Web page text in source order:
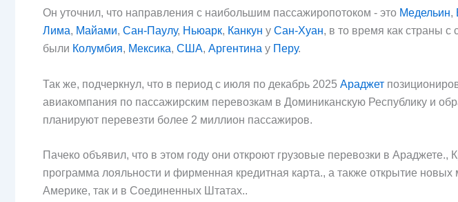
Он уточнил, что направления с наибольшим пассажиропотоком - это Медельин,
Лима, Майами, Сан-Паулу, Ньюарк, Канкун у Сан-Хуан, в то время как страны
были Колумбия, Мексика, США, Аргентина у Перу.
Так же, подчеркнул, что в период с июля по декабрь 2025 Араджет
авиакомпания по пассажирским перевозкам в Доминиканскую Республику и
планируют перевезти более 2 миллион пассажиров.
Пачеко объявил, что в этом году они откроют грузовые перевозки в Араджете.,
программа лояльности и фирменная кредитная карта., а также открытие
Америке, так и в Соединенных Штатах..